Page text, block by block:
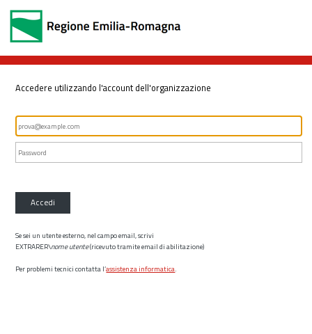
Accedere utilizzando l'account dell'organizzazione
Accedi
Se sei un utente esterno, nel campo email, scrivi
EXTRARER\nome utente(ricevuto tramite email di abilitazione)
Per problemi tecnici contatta l’assistenza informatica.